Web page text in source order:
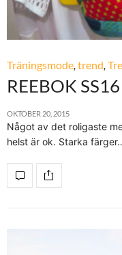
Träningsmode trend
REEBOK
OKTOBER 20, 2015
Något av det roligaste
helst är ok. Starka